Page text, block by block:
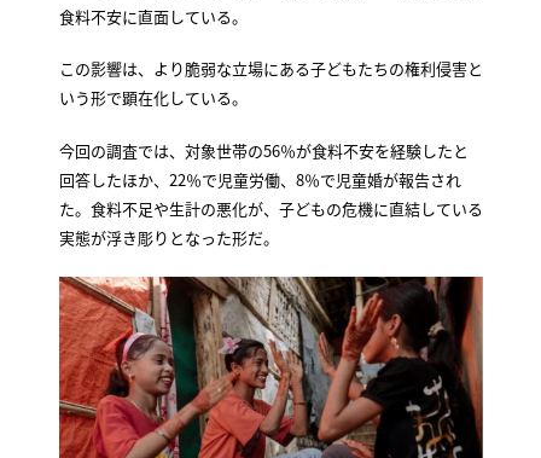
食料不安に直面している。
この影響は、より脆弱な立場にある子どもたちの権利侵害と
いう形で顕在化している。
今回の調査では、対象世帯の56％が食料不安を経験したと
回答したほか、22％で児童労働、8％で児童婚が報告され
た。食料不足や生計の悪化が、子どもの危機に直結している
実態が浮き彫りとなった形だ。